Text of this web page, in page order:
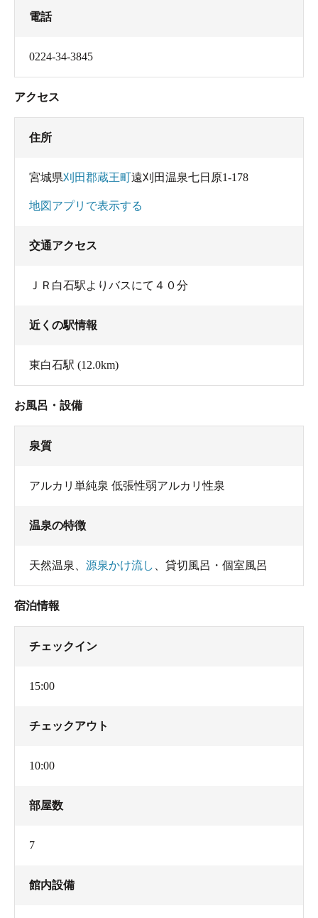
電話
0224-34-3845
アクセス
住所
宮城県刈田郡蔵王町遠刈田温泉七日原1-178
地図アプリで表示する
交通アクセス
ＪＲ白石駅よりバスにて４０分
近くの駅情報
東白石駅 (12.0km)
お風呂・設備
泉質
アルカリ単純泉 低張性弱アルカリ性泉
温泉の特徴
天然温泉 源泉かけ流し 貸切風呂・個室風呂
宿泊情報
チェックイン
15:00
チェックアウト
10:00
部屋数
7
館内設備